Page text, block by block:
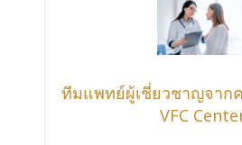
ทีมแพทย์ผู้เชี่ยวชาญจาก
VFC